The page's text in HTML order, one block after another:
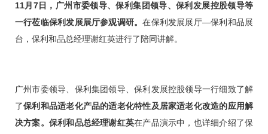
11月7日，广州市委领导、保利集团领导、保利发展控股领导等
一行莅临保利发展展厅参观调研。在保利发展展厅—保利和品展
台，保利和品总经理谢红英进行了陪同讲解。
广州市委领导、保利集团领导、保利发展控股领导一行细致了解
了保利和品适老化产品的适老化特性及居家适老化改造的应用解
决方案。保利和品总经理谢红英在产品演示中，也详细介绍了保